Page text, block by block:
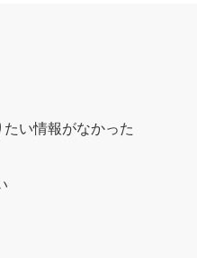
たい情報がなかった